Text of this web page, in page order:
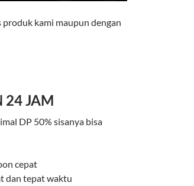
kami maupun dengan
24 JAM
DP 50% sisanya bisa
cepat
dan tepat waktu